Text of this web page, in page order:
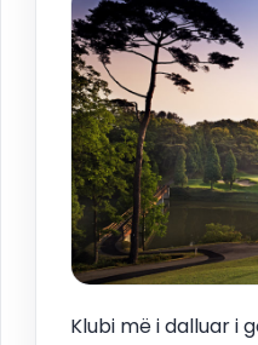
Klubi më i dalluar i